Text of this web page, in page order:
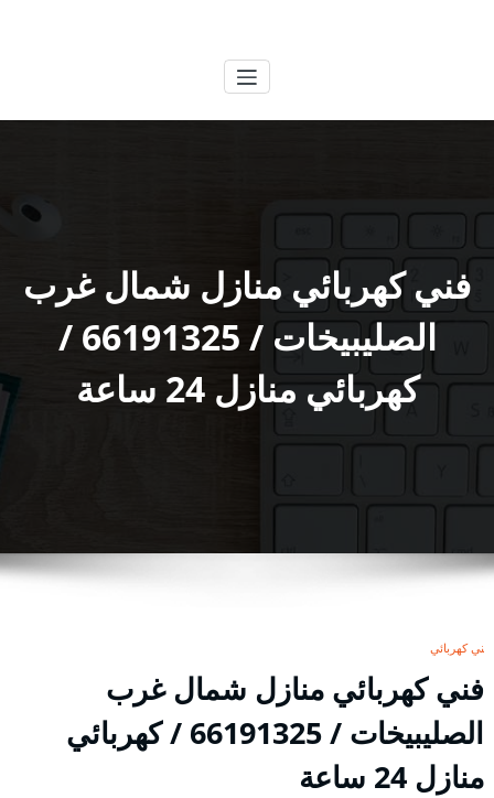
فني كهربائي منازل شمال غرب
الصليبيخات / 66191325 /
كهربائي منازل 24 ساعة
فني كهربائي
فني كهربائي منازل شمال غرب
الصليبيخات / 66191325 / كهربائي
منازل 24 ساعة